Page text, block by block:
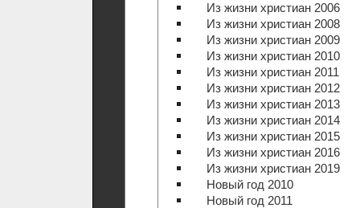
Из жизни христиан 2006
Из жизни христиан 2008
Из жизни христиан 2009
Из жизни христиан 2010
Из жизни христиан 2011
Из жизни христиан 2012
Из жизни христиан 2013
Из жизни христиан 2014
Из жизни христиан 2015
Из жизни христиан 2016
Из жизни христиан 2019
Новый год 2010
Новый год 2011